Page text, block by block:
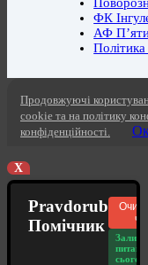
ФК
АФ
Політика
Продовжуючі
cookie та на політику
конфіденційності.
X
Pravdorub
Помічник
чат
питань